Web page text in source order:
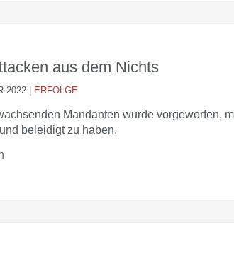
aus dem Nichts
2022 ERFOLGE
Mandanten wurde vorgeworfen,
beleidigt zu haben.